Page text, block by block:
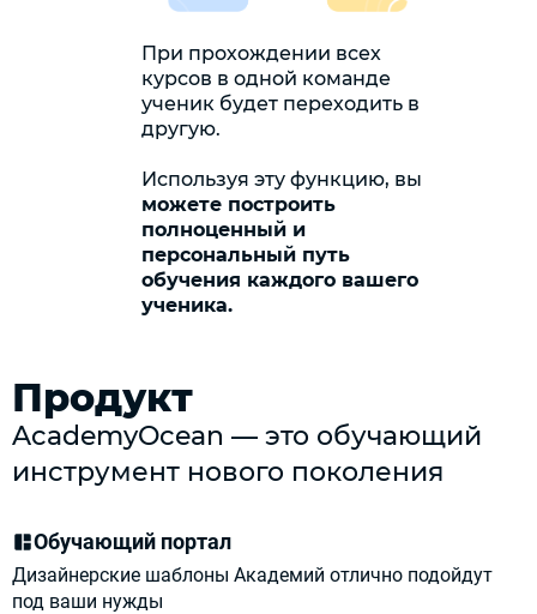
При прохождении всех
курсов в одной команде
ученик будет переходить в
другую.
Используя эту функцию, вы
можете построить
полноценный и
персональный путь
обучения каждого вашего
ученика.
Продукт
AcademyOcean — это обучающий
инструмент нового поколения
Обучающий портал
Дизайнерские шаблоны Академий отлично подойдут
под ваши нужды